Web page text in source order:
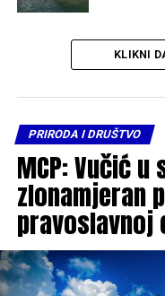
KLIKNI
PRIRODA I DRUŠTVO
MCP: Vučić
zlonamjeran
pravoslavnoj